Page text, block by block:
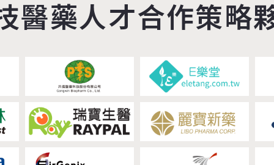
醫藥人才合作策略